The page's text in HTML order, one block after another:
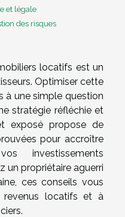
et légale
des risques
locatifs est un
Optimiser cette
à une simple question
stratégie réfléchie et
exposé propose de
pour accroître
investissements
un propriétaire aguerri
ces conseils vous
revenus locatifs et à